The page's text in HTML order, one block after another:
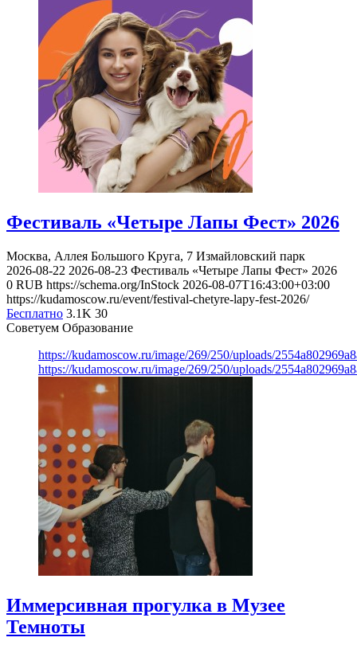
Фестиваль «Четыре Лапы Фест» 2026
Москва, Аллея Большого Круга, 7 Измайловский парк
2026-08-22 2026-08-23 Фестиваль «Четыре Лапы Фест» 2026
0 RUB https://schema.org/InStock 2026-08-07T16:43:00+03:00
https://kudamoscow.ru/event/festival-chetyre-lapy-fest-2026/
Бесплатно 3.1K 30
Советуем Образование
https://kudamoscow.ru/image/269/250/uploads/
https://kudamoscow.ru/image/269/250/uploads/
Иммерсивная прогулка в Музее
Темноты